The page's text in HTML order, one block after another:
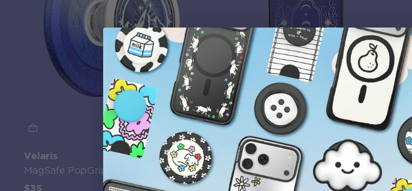
Velaris
MagSafe PopGrip
$35
Mirror Curse Breaker
MagSafe PopCase
$45